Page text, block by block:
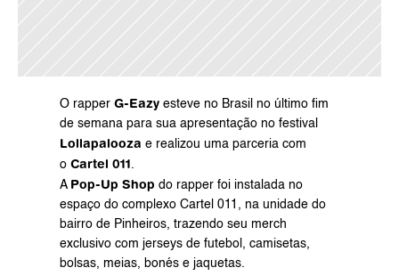
O rapper G-Eazy esteve no Brasil no último fim
Lollapalooza e realizou uma parceria com
o Cartel 011.
A Pop-Up Shop do rapper foi instalada no
espaço do complexo Cartel 011, na unidade do
bairro de Pinheiros, trazendo seu merch
exclusivo com jerseys de futebol, camisetas,
bolsas, meias, bonés e jaquetas.